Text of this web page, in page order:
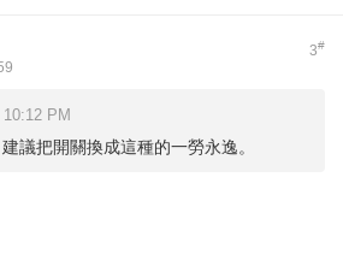
3#
PM
議把開關換成這種的一勞永逸。